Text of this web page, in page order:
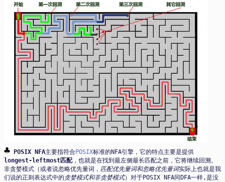
♣ POSIX NFA主要指符合POSIX标准的NFA引擎，它的特点主要是提供
longest-leftmost匹配，也就是在找到最左侧最长匹配之前，它将继续回溯。
非贪婪模式（或者说忽略优先量词， 匹配优先量词和忽略优先量词实际上也就是我
们说的正则表达式中的 贪婪模式和非贪婪模式）对于POSIX NFA同DFA一样,是没